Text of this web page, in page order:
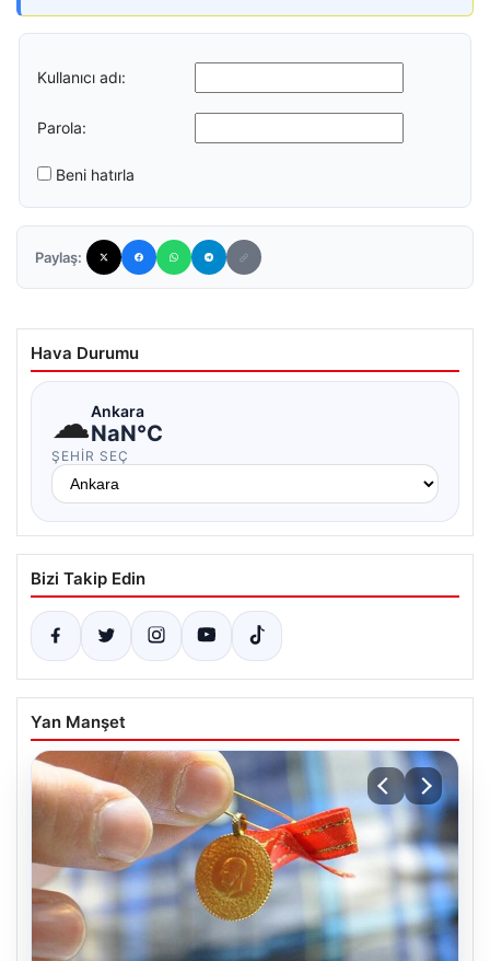
Kullanıcı adı:
Parola:
Beni hatırla
Paylaş:
Hava Durumu
☁Ankara
NaN°C
ŞEHIR SEÇ
Bizi Takip Edin
Yan Manşet